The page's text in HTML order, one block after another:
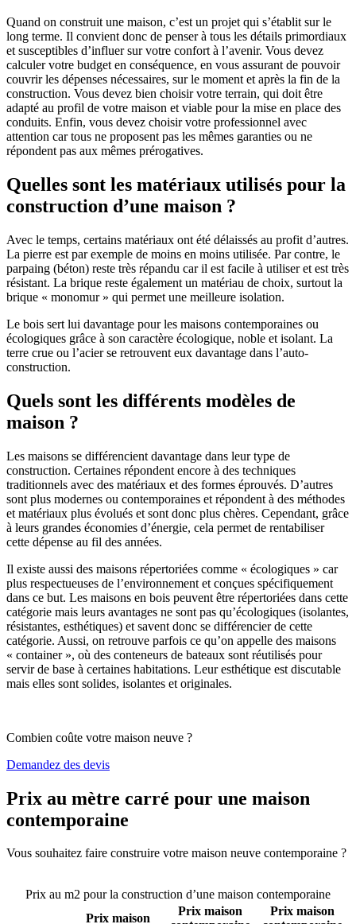
Quand on construit une maison, c’est un projet qui s’établit sur le
long terme. Il convient donc de penser à tous les détails primordiaux
et susceptibles d’influer sur votre confort à l’avenir. Vous devez
calculer votre budget en conséquence, en vous assurant de pouvoir
couvrir les dépenses nécessaires, sur le moment et après la fin de la
construction. Vous devez bien choisir votre terrain, qui doit être
adapté au profil de votre maison et viable pour la mise en place des
conduits. Enfin, vous devez choisir votre professionnel avec
attention car tous ne proposent pas les mêmes garanties ou ne
répondent pas aux mêmes prérogatives.
Quelles sont les matériaux utilisés pour la
construction d’une maison ?
Avec le temps, certains matériaux ont été délaissés au profit d’autres.
La pierre est par exemple de moins en moins utilisée. Par contre, le
parpaing (béton) reste très répandu car il est facile à utiliser et est très
résistant. La brique reste également un matériau de choix, surtout la
brique « monomur » qui permet une meilleure isolation.
Le bois sert lui davantage pour les maisons contemporaines ou
écologiques grâce à son caractère écologique, noble et isolant. La
terre crue ou l’acier se retrouvent eux davantage dans l’auto-
construction.
Quels sont les différents modèles de
maison ?
Les maisons se différencient davantage dans leur type de
construction. Certaines répondent encore à des techniques
traditionnels avec des matériaux et des formes éprouvés. D’autres
sont plus modernes ou contemporaines et répondent à des méthodes
et matériaux plus évolués et sont donc plus chères. Cependant, grâce
à leurs grandes économies d’énergie, cela permet de rentabiliser
cette dépense au fil des années.
Il existe aussi des maisons répertoriées comme « écologiques » car
plus respectueuses de l’environnement et conçues spécifiquement
dans ce but. Les maisons en bois peuvent être répertoriées dans cette
catégorie mais leurs avantages ne sont pas qu’écologiques (isolantes,
résistantes, esthétiques) et savent donc se différencier de cette
catégorie. Aussi, on retrouve parfois ce qu’on appelle des maisons
« container », où des conteneurs de bateaux sont réutilisés pour
servir de base à certaines habitations. Leur esthétique est discutable
mais elles sont solides, isolantes et originales.
Combien coûte votre maison neuve ?
Demandez des devis
Prix au mètre carré pour une maison
contemporaine
Vous souhaitez faire construire votre maison neuve contemporaine ?
Prix au m2 pour la construction d’une maison contemporaine
Prix maison
Prix maison
Prix maison